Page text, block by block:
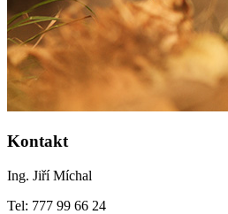
Kontakt
Ing. Jiří Míchal
Tel: 777 99 66 24